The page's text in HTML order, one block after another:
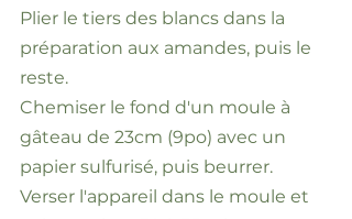
Plier le tiers des blancs dans la
préparation aux amandes, puis le
reste.
Chemiser le fond d'un moule à
gâteau de 23cm (9po) avec un
papier sulfurisé, puis beurrer.
Verser l'appareil dans le moule et